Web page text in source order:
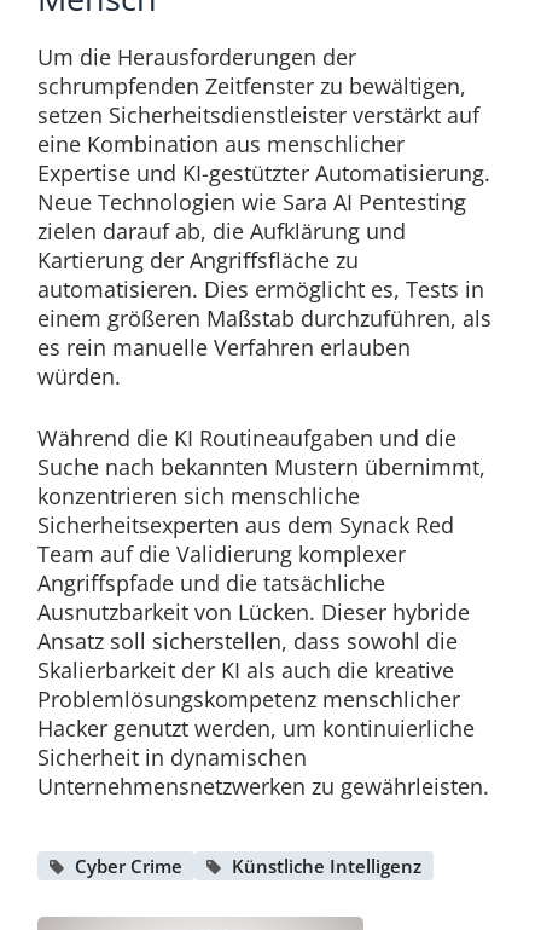
Um die Herausforderungen der
schrumpfenden Zeitfenster zu bewältigen,
setzen Sicherheitsdienstleister verstärkt auf
eine Kombination aus menschlicher
Expertise und KI-gestützter Automatisierung.
Neue Technologien wie Sara AI Pentesting
zielen darauf ab, die Aufklärung und
Kartierung der Angriffsfläche zu
automatisieren. Dies ermöglicht es, Tests in
einem größeren Maßstab durchzuführen, als
es rein manuelle Verfahren erlauben
würden.
Während die KI Routineaufgaben und die
Suche nach bekannten Mustern übernimmt,
konzentrieren sich menschliche
Sicherheitsexperten aus dem Synack Red
Team auf die Validierung komplexer
Angriffspfade und die tatsächliche
Ausnutzbarkeit von Lücken. Dieser hybride
Ansatz soll sicherstellen, dass sowohl die
Skalierbarkeit der KI als auch die kreative
Problemlösungskompetenz menschlicher
Hacker genutzt werden, um kontinuierliche
Sicherheit in dynamischen
Unternehmensnetzwerken zu gewährleisten.
Cyber Crime Künstliche Intelligenz